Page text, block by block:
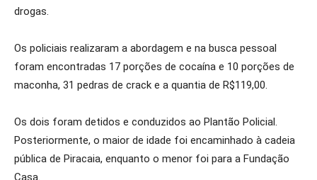
drogas.
Os policiais realizaram a abordagem e na busca pessoal
foram encontradas 17 porções de cocaína e 10 porções de
maconha, 31 pedras de crack e a quantia de R$119,00.
Os dois foram detidos e conduzidos ao Plantão Policial.
Posteriormente, o maior de idade foi encaminhado à cadeia
pública de Piracaia, enquanto o menor foi para a Fundação
Casa.